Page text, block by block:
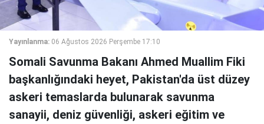
Yayınlanma: 06 Ağustos 2026 Perşembe 17:10
Somali Savunma Bakanı Ahmed Muallim Fiki
başkanlığındaki heyet, Pakistan'da üst düzey
askeri temaslarda bulunarak savunma
sanayii, deniz güvenliği, askeri eğitim ve